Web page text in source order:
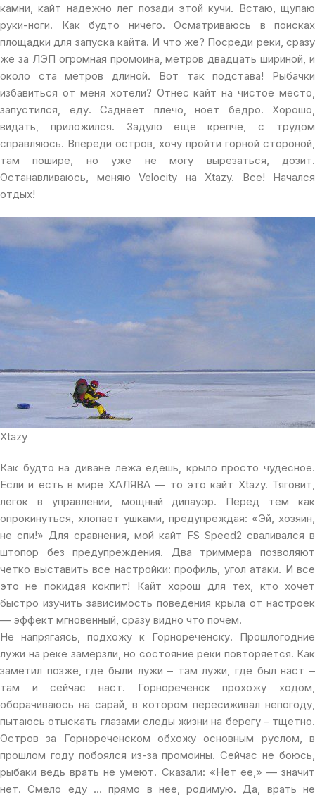
камни, кайт надежно лег позади этой кучи. Встаю, щупаю
руки-ноги. Как будто ничего. Осматриваюсь в поисках
площадки для запуска кайта. И что же? Посреди реки, сразу
же за ЛЭП огромная промоина, метров двадцать шириной, и
около ста метров длиной. Вот так подстава! Рыбачки
избавиться от меня хотели? Отнес кайт на чистое место,
запустился, еду. Саднеет плечо, ноет бедро. Хорошо,
видать, приложился. Задуло еще крепче, с трудом
справляюсь. Впереди остров, хочу пройти горной стороной,
там пошире, но уже не могу вырезаться, дозит.
Останавливаюсь, меняю Velocity на Xtazy. Все! Начался
отдых!
Xtazy
Как будто на диване лежа едешь, крыло просто чудесное.
Если и есть в мире ХАЛЯВА — то это кайт Xtazy. Тяговит,
легок в управлении, мощный дипауэр. Перед тем как
опрокинуться, хлопает ушками, предупреждая: «Эй, хозяин,
не спи!» Для сравнения, мой кайт FS Speed2 сваливался в
штопор без предупреждения. Два триммера позволяют
четко выставить все настройки: профиль, угол атаки. И все
это не покидая кокпит! Кайт хорош для тех, кто хочет
быстро изучить зависимость поведения крыла от настроек
— эффект мгновенный, сразу видно что почем.
Не напрягаясь, подхожу к Горнореченску. Прошлогодние
лужи на реке замерзли, но состояние реки повторяется. Как
заметил позже, где были лужи – там лужи, где был наст –
там и сейчас наст. Горнореченск прохожу ходом,
оборачиваюсь на сарай, в котором пересиживал непогоду,
пытаюсь отыскать глазами следы жизни на берегу – тщетно.
Остров за Горнореченском обхожу основным руслом, в
прошлом году побоялся из-за промоины. Сейчас не боюсь,
рыбаки ведь врать не умеют. Сказали: «Нет ее,» — значит
нет. Смело еду … прямо в нее, родимую. Да, врать не